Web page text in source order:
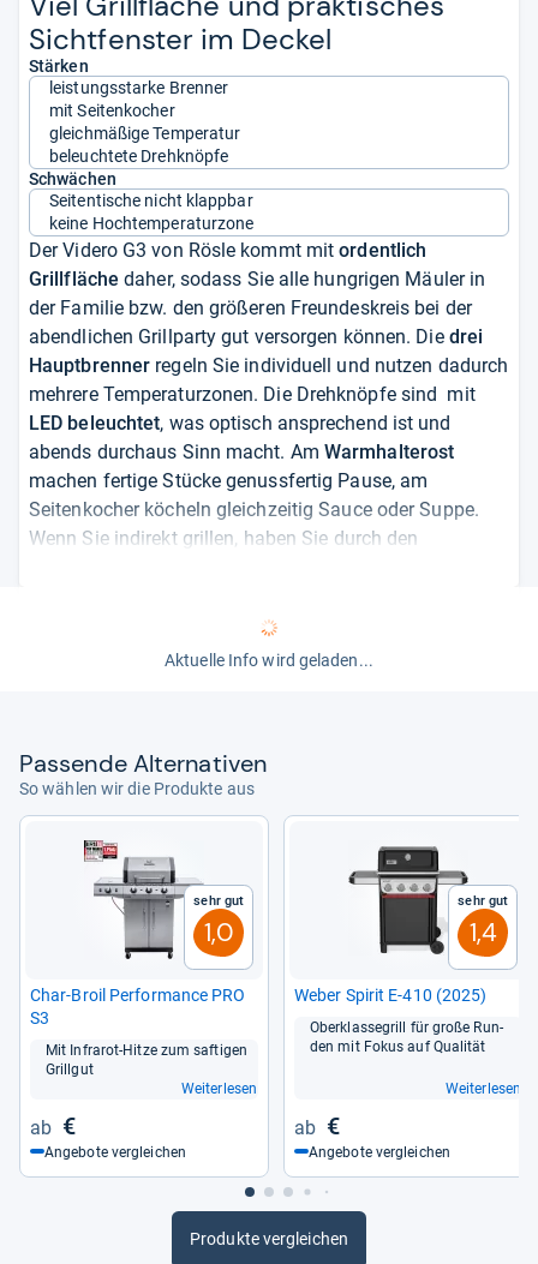
Sicht­fens­ter im Deckel
Stärken
leistungsstarke Brenner
mit Seitenkocher
gleichmäßige Temperatur
beleuchtete Drehknöpfe
Schwächen
Seitentische nicht klappbar
keine Hochtemperaturzone
Der Videro G3 von Rösle kommt mitordentlich
Grillfläche daher, sodass Sie alle hungrigen Mäuler in
der Familie bzw. den größeren Freundeskreis bei der
abendlichen Grillparty gut versorgen können. Die drei
Hauptbrenner regeln Sie individuell und nutzen dadurch
mehrere Temperaturzonen. Die Drehknöpfe sind mit
LED beleuchtet, was optisch ansprechend ist und
abends durchaus Sinn macht. Am Warmhalterost
machen fertige Stücke genussfertig Pause, am
Seitenkocher köcheln gleichzeitig Sauce oder Suppe.
Wenn Sie indirekt grillen, haben Sie durch den
integrierten Thermometer überwachen. Überschüssiges
Fett und Flüssigkeiten werden in der herausnehmbaren
vonMarguerita Fuller
Aktuelle Info wird geladen...
Pas­sende Alter­na­ti­ven
So wählen wir die Produkte aus
Sehr gut
1,0
Char-​Broil Per­for­mance PRO
S3
Mit Infra­rot-​Hitze zum saf­ti­gen
Grill­gut
Weiterlesen
€
Angebote vergleichen
Sehr gut
1,4
Weber Spi­rit E-​410 (2025)
Ober­klas­se­grill für große Run­
den mit Fokus auf Qua­li­tät
Weiterlesen
€
Angebote vergleichen
Produkte vergleichen